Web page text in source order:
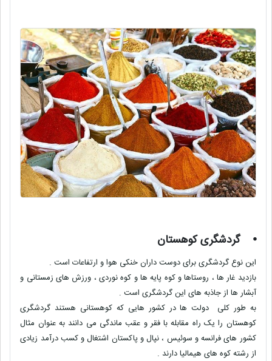
⦁ گردشگری کوهستان
این نوع گردشگری برای دوست داران خنکی هوا و ارتفاعات است .
بازدید غار ها ، روستاها و کوه پایه ها و کوه نوردی ، ورزش های زمستانی و
آبشار ها از جاذبه های این گردشگری است .
به طور کلی دولت ها در کشور هایی که کوهستانی هستند گردشگری
کوهستان را یک راه مقابله با فقر و عقب ماندگی می دانند به عنوان مثال
کشور های فرانسه و سوئیس ، نپال و پاکستان اشتغال و کسب درآمد زیادی
از رشته کوه های هیمالیا دارند .